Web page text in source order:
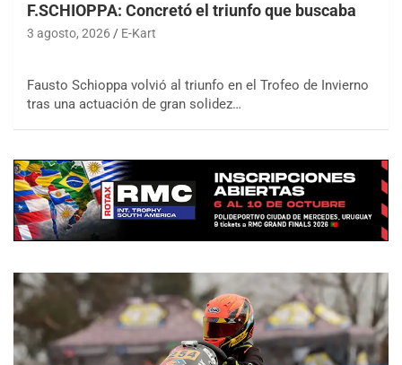
F.SCHIOPPA: Concretó el triunfo que buscaba
3 agosto, 2026 E-Kart
Fausto Schioppa volvió al triunfo en el Trofeo de Invierno
tras una actuación de gran solidez…